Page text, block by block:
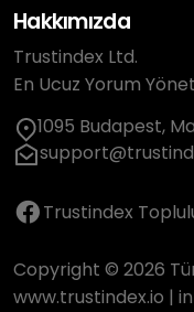
Hakkımızda
Trustindex Ltd.
En Ucuz Yorum
1095 Budapest,
Trustindex
Copyright © 2026
www.trustindex.io |